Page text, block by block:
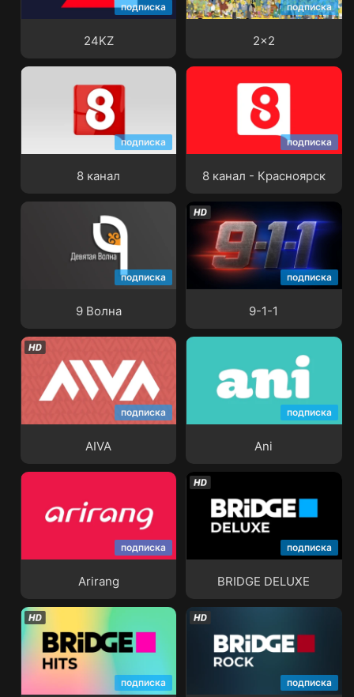
подписка
24KZ
подписка
2x2
2x2
подписка
8 канал
подписка
8 канал - Красноярск
8 канал - Красноярск
подписка
9 Волна
подписка
9-1-1
9-1-1
подписка
AIVA
подписка
Ani
подписка
Arirang
подписка
BRIDGE DELUXE
подписка подписка